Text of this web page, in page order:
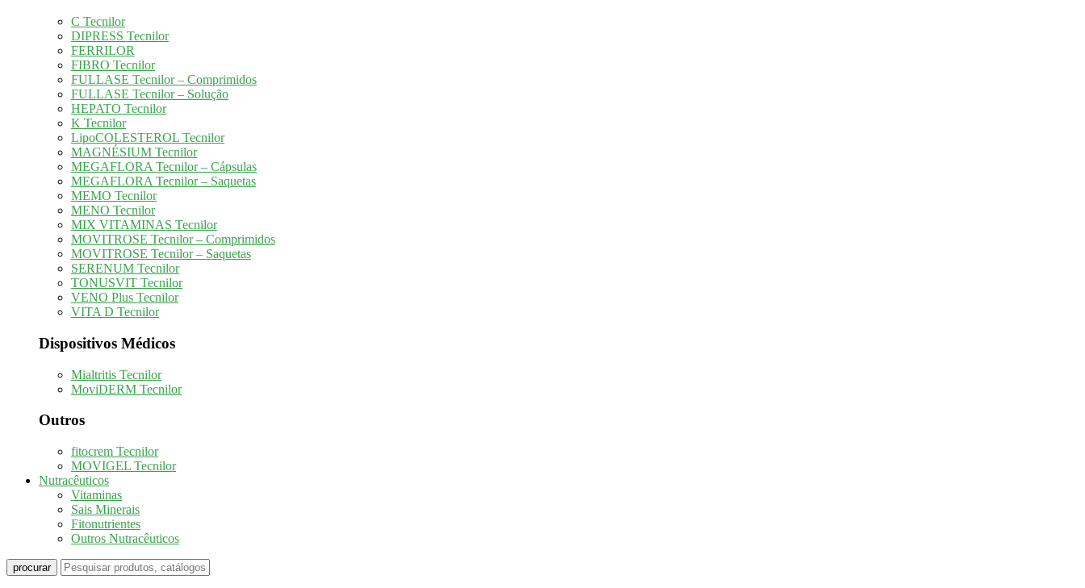
C Tecnilor
DIPRESS Tecnilor
FERRILOR
FIBRO Tecnilor
FULLASE Tecnilor – Comprimidos
FULLASE Tecnilor – Solução
HEPATO Tecnilor
K Tecnilor
LipoCOLESTEROL Tecnilor
MAGNÉSIUM Tecnilor
MEGAFLORA Tecnilor – Cápsulas
MEGAFLORA Tecnilor – Saquetas
MEMO Tecnilor
MENO Tecnilor
MIX VITAMINAS Tecnilor
MOVITROSE Tecnilor – Comprimidos
MOVITROSE Tecnilor – Saquetas
SERENUM Tecnilor
TONUSVIT Tecnilor
VENO Plus Tecnilor
VITA D Tecnilor
Dispositivos Médicos
Mialtritis Tecnilor
MoviDERM Tecnilor
Outros
fitocrem Tecnilor
MOVIGEL Tecnilor
Nutracêuticos
Vitaminas
Sais Minerais
Fitonutrientes
Outros Nutracêuticos
procurar